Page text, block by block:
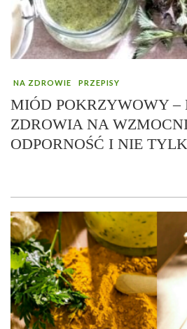
NA ZDROWIE PRZEPISY
MIÓD POKRZYWOWY –
ZDROWIA NA
ODPORNOŚĆ I NIE